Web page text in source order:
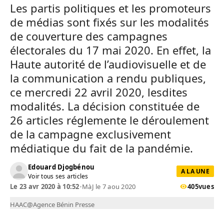
Les partis politiques et les promoteurs
de médias sont fixés sur les modalités
de couverture des campagnes
électorales du 17 mai 2020. En effet, la
Haute autorité de l’audiovisuelle et de
la communication a rendu publiques,
ce mercredi 22 avril 2020, lesdites
modalités. La décision constituée de
26 articles réglemente le déroulement
de la campagne exclusivement
médiatique du fait de la pandémie.
Edouard Djogbénou
Voir tous ses articles
A LA UNE
Le 23 avr 2020 à 10:52•MàJ le 7 aou 2020 405vues
HAAC@Agence Bénin Presse